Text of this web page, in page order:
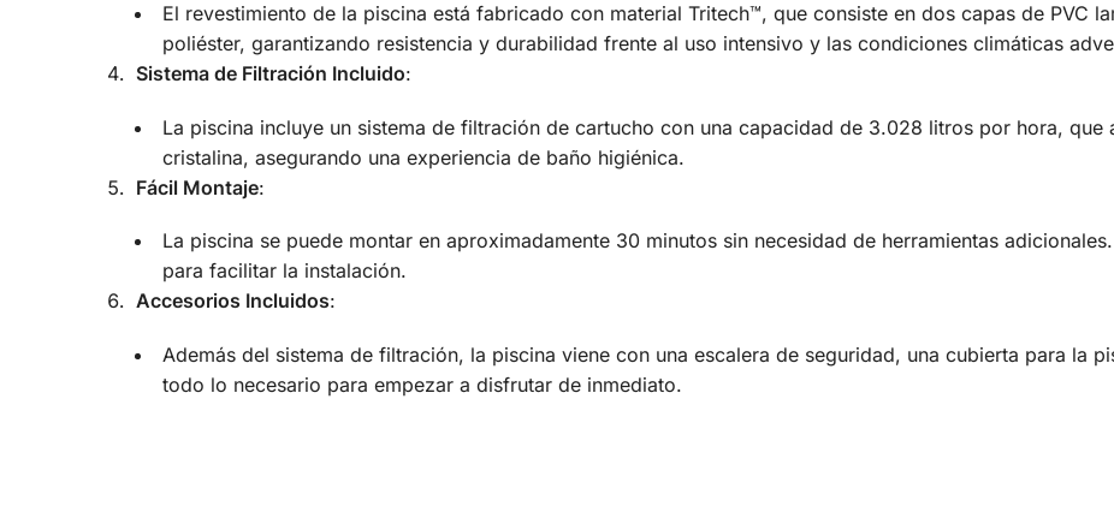
El revestimiento de la piscina está fabricado con material Tritech™, que consiste en dos capas de PVC
poliéster, garantizando resistencia y durabilidad frente al uso intensivo y las condiciones climáticas
Sistema de Filtración Incluido:
La piscina incluye un sistema de filtración de cartucho con una capacidad de 3.028 litros por hora, que
cristalina, asegurando una experiencia de baño higiénica.
Fácil Montaje:
La piscina se puede montar en aproximadamente 30 minutos sin necesidad de herramientas
para facilitar la instalación.
Accesorios Incluidos:
Además del sistema de filtración, la piscina viene con una escalera de seguridad, una cubierta para la
todo lo necesario para empezar a disfrutar de inmediato.